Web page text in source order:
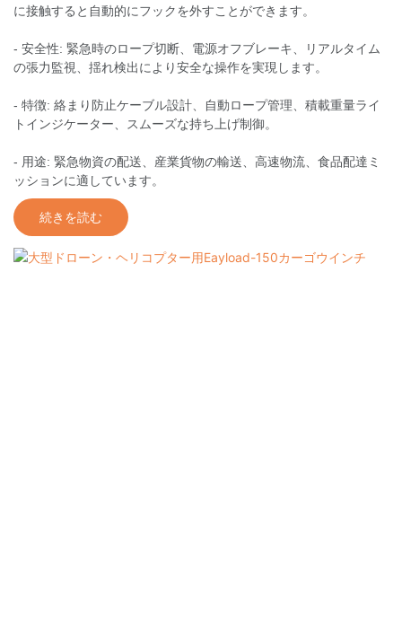
に接触すると自動的にフックを外すことができます。
- 安全性: 緊急時のロープ切断、電源オフブレーキ、リアルタイム
の張力監視、揺れ検出により安全な操作を実現します。
- 特徴: 絡まり防止ケーブル設計、自動ロープ管理、積載重量ライ
トインジケーター、スムーズな持ち上げ制御。
- 用途: 緊急物資の配送、産業貨物の輸送、高速物流、食品配達ミ
ッションに適しています。
続きを読む